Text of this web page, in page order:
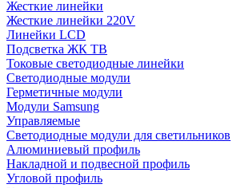
Жесткие линейки
Жесткие линейки 220V
Линейки LCD
Подсветка ЖК ТВ
Токовые светодиодные линейки
Светодиодные модули
Герметичные модули
Модули Samsung
Управляемые
Светодиодные модули для светильников
Алюминиевый профиль
Накладной и подвесной профиль
Угловой профиль